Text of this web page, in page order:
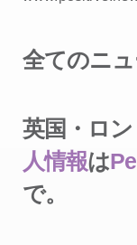
全てのニュ
英国・ロ
人情報は
で。